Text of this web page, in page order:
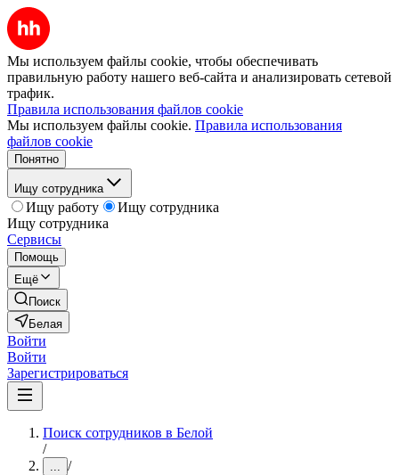
Мы используем файлы cookie, чтобы обеспечивать
правильную работу нашего веб-сайта и анализировать сетевой
трафик.
Правила использования файлов cookie
Мы используем файлы cookie. Правила использования
файлов cookie
Понятно
Ищу сотрудника
Ищу работу
Ищу сотрудника
Ищу сотрудника
Сервисы
Помощь
Ещё
Поиск
Белая
Войти
Войти
Зарегистрироваться
Поиск сотрудников в Белой
/
... /